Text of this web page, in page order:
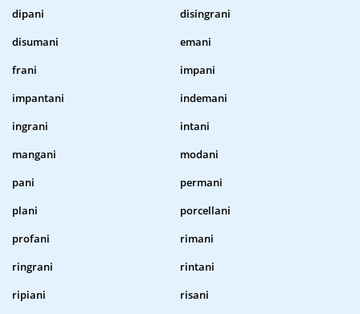
dipani
disingrani
disumani
emani
frani
impani
impantani
indemani
ingrani
intani
mangani
modani
pani
permani
plani
porcellani
profani
rimani
ringrani
rintani
ripiani
risani